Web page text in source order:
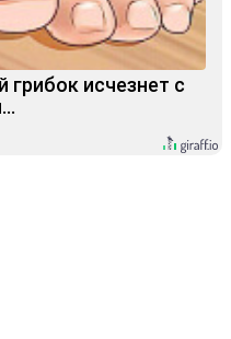
исчезнет с